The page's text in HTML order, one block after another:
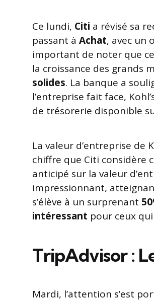
Ce lundi, Citi a révisé sa
passant à Achat, avec un
important de noter que
la croissance des grands
solides. La banque a
l’entreprise fait face,
de trésorerie disponible
La valeur d’entreprise de
chiffre que Citi considère
anticipé sur la valeur
impressionnant,
s’élève à un surprenant
intéressant pour ceux
TripAdvisor :
Mardi, l’attention s’est